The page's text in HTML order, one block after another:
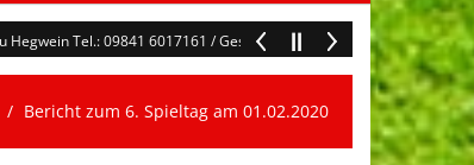
09841 6017161 / Geschäftszeiten Mo & Di 8 - 12 Uhr /
Bericht zum 6. Spieltag am 01.02.2020